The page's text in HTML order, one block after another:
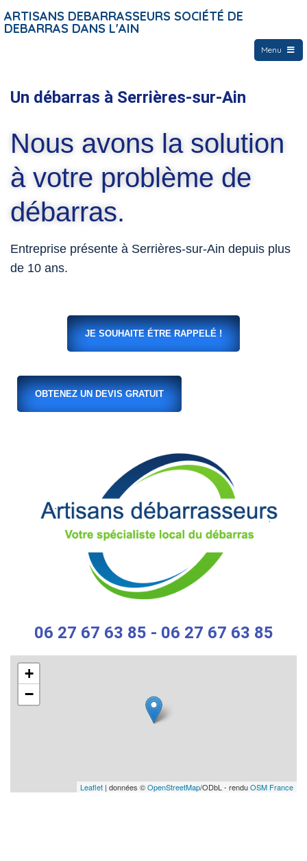
ARTISANS DEBARRASSEURS SOCIÉTÉ DE
DEBARRAS DANS L'AIN
Menu
Un débarras à Serrières-sur-Ain
Nous avons la solution
à votre problème de
débarras.
Entreprise présente à Serrières-sur-Ain depuis plus
de 10 ans.
JE SOUHAITE ÉTRE RAPPELÉ !
OBTENEZ UN DEVIS GRATUIT
06 27 67 63 85 - 06 27 67 63 85
+
−
Leaflet | données ©OpenStreetMap/ODbL - renduOSM France